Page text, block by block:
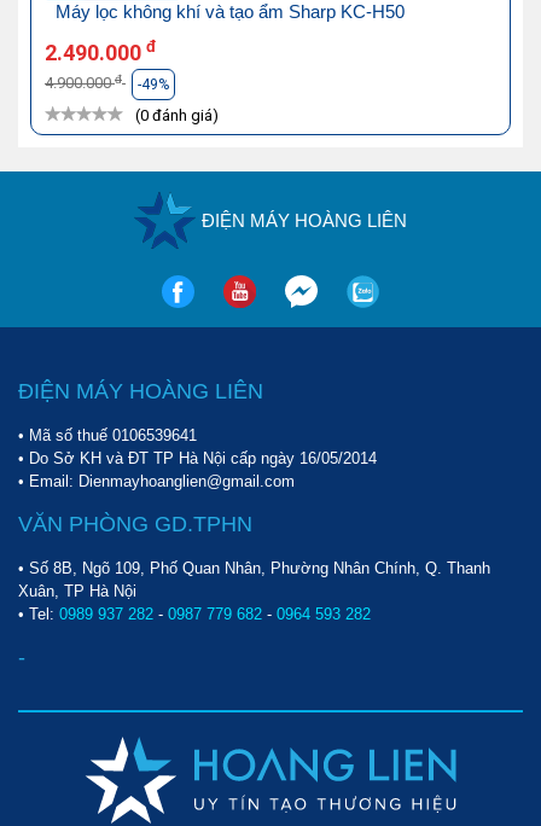
Máy lọc không khí và tạo ẩm Sharp KC-H50
2.490.000 đ
4.900.000đ -49%
(0 đánh giá)
ĐIỆN MÁY HOÀNG LIÊN
ĐIỆN MÁY HOÀNG LIÊN
• Mã số thuế 0106539641
• Do Sở KH và ĐT TP Hà Nội cấp ngày 16/05/2014
• Email: Dienmayhoanglien@gmail.com
VĂN PHÒNG GD.TPHN
• Số 8B, Ngõ 109, Phố Quan Nhân, Phường Nhân Chính, Q. Thanh
Xuân, TP Hà Nội
• Tel: 0989 937 282 - 0987 779 682 - 0964 593 282
-